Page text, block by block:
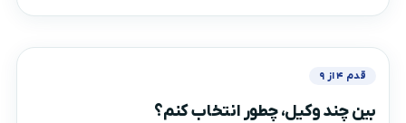
قدم ۴ از ۹
بین چند وکیل، چطور انتخاب کنم؟